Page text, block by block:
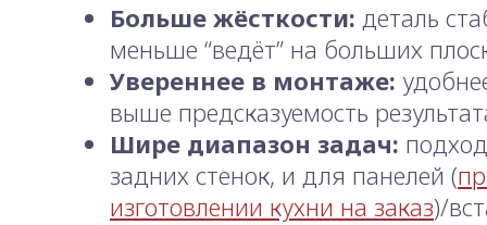
Больше жёсткости: деталь
меньше “ведёт” на больших
Увереннее в монтаже:
выше предсказуемость
Шире диапазон задач:
задних стенок, и для панелей (
изготовлении кухни на заказ)/